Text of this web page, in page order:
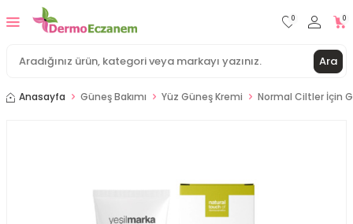
Ara
0 0
Anasayfa Güneş Bakımı Yüz Güneş Kremi Normal Ciltler İçin